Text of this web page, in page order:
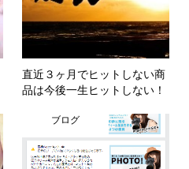
直近３ヶ月でヒットしない商
品は今後一生ヒットしない！
ブログ